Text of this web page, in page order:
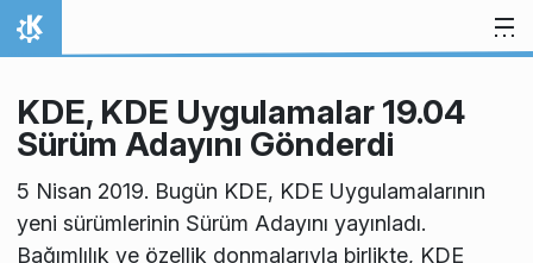
İçeriğe atla
Ana Sayfa
KDE, KDE Uygulamalar 19.04
Sürüm Adayını Gönderdi
5 Nisan 2019. Bugün KDE, KDE Uygulamalarının
yeni sürümlerinin Sürüm Adayını yayınladı.
Bağımlılık ve özellik donmalarıyla birlikte, KDE